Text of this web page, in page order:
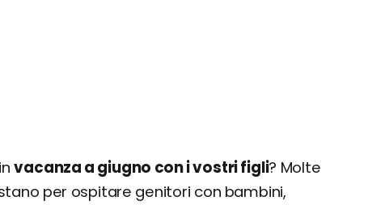
vacanza a giugno con i vostri figli? Molte
per ospitare genitori con bambini,